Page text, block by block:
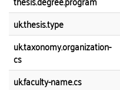
uk.thesis.type
uk.taxonomy.organization-
cs
uk.faculty-name.cs